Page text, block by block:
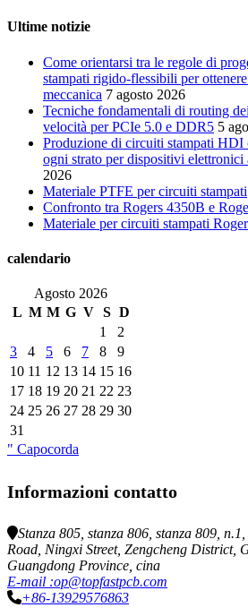
Ultime notizie
Come orientarsi tra le regole di
stampati rigido-flessibili per
meccanica 7 agosto 2026
Tecniche fondamentali di routing
velocità per PCIe 5.0 e DDR5 5
Produzione di circuiti stampati HDI
ogni strato per dispositivi elettronici
2026
Materiale PTFE per circuiti stampati
Confronto tra Rogers 4350B e
Materiale per circuiti stampati
calendario
Agosto 2026
L M M G V S D
1
2
3
4 5 6 7 8
9
10 11 12 13 14 15 16
17 18 19 20 21 22 23
24 25 26 27 28 29 30
31
" Capocorda
Informazioni contatto
Stanza 805, stanza 806, stanza 809,
Road, Ningxi Street, Zengcheng District,
Guangdong Province, cina
E-mail :op@topfastpcb.com
+86-13929576863